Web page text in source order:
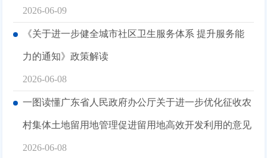
2026-06-09
《关于进一步健全城市社区卫生服务体系 提升服务能
力的通知》政策解读
2026-06-08
一图读懂广东省人民政府办公厅关于进一步优化征收农
村集体土地留用地管理促进留用地高效开发利用的意见
2026-06-08